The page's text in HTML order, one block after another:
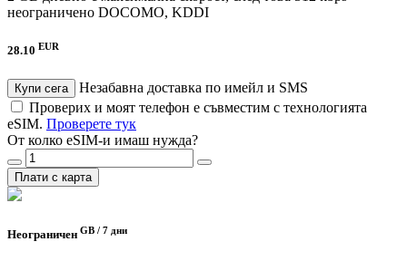
неограничено DOCOMO, KDDI
28.10 EUR
Купи сега
Незабавна доставка по имейл и SMS
Проверих и моят телефон е съвместим с технологията
eSIM. Проверете тук
От колко eSIM-и имаш нужда?
Плати с карта
Неограничен GB / 7 дни